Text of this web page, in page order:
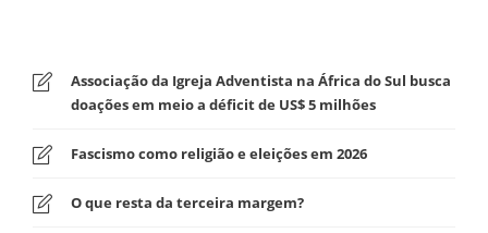
Associação da Igreja Adventista na África do Sul busca
doações em meio a déficit de US$ 5 milhões
Fascismo como religião e eleições em 2026
O que resta da terceira margem?